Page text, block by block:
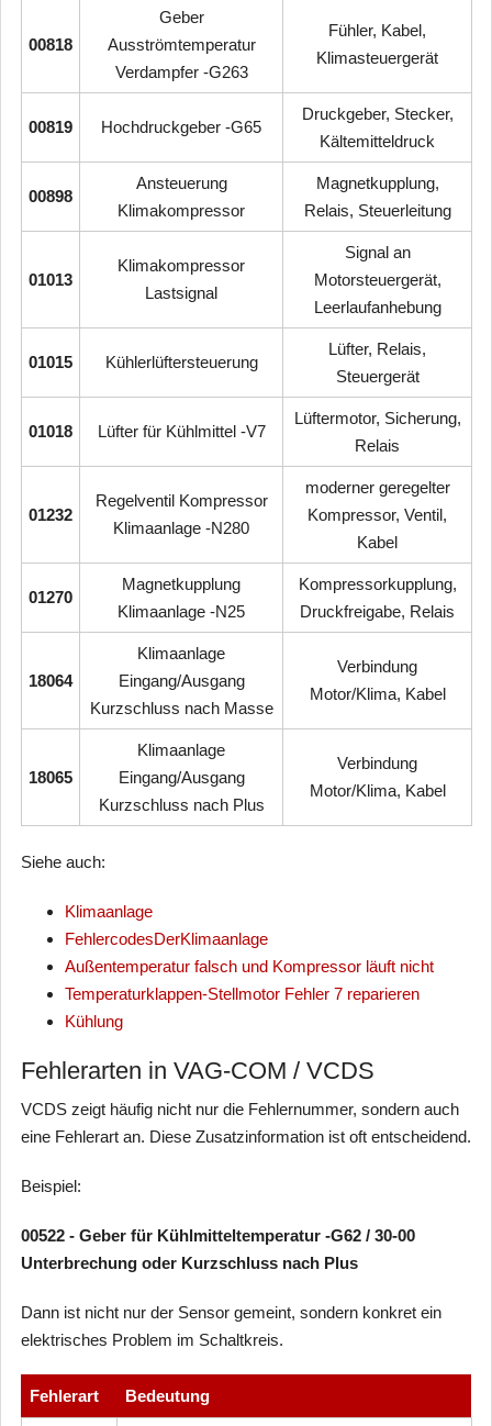
00818
Geber
Ausströmtemperatur
Verdampfer -G263
Fühler, Kabel,
Klimasteuergerät
00819 Hochdruckgeber -G65
Druckgeber, Stecker,
Kältemitteldruck
00898
Ansteuerung
Klimakompressor
Magnetkupplung,
Relais, Steuerleitung
01013
Klimakompressor
Lastsignal
Signal an
Motorsteuergerät,
Leerlaufanhebung
01015 Kühlerlüftersteuerung
Lüfter, Relais,
Steuergerät
01018 Lüfter für Kühlmittel -V7
Lüftermotor, Sicherung,
Relais
01232
Regelventil Kompressor
Klimaanlage -N280
moderner geregelter
Kompressor, Ventil,
Kabel
01270
Magnetkupplung
Klimaanlage -N25
Kompressorkupplung,
Druckfreigabe, Relais
18064
Klimaanlage
Eingang/Ausgang
Kurzschluss nach Masse
Verbindung
Motor/Klima, Kabel
18065
Klimaanlage
Eingang/Ausgang
Kurzschluss nach Plus
Verbindung
Motor/Klima, Kabel
Siehe auch:
Klimaanlage
FehlercodesDerKlimaanlage
Außentemperatur falsch und Kompressor läuft nicht
Temperaturklappen-Stellmotor Fehler 7 reparieren
Kühlung
Fehlerarten in VAG-COM / VCDS
VCDS zeigt häufig nicht nur die Fehlernummer, sondern auch
eine Fehlerart an. Diese Zusatzinformation ist oft entscheidend.
Beispiel:
00522 - Geber für Kühlmitteltemperatur -G62 / 30-00
Unterbrechung oder Kurzschluss nach Plus
Dann ist nicht nur der Sensor gemeint, sondern konkret ein
elektrisches Problem im Schaltkreis.
Fehlerart Bedeutung